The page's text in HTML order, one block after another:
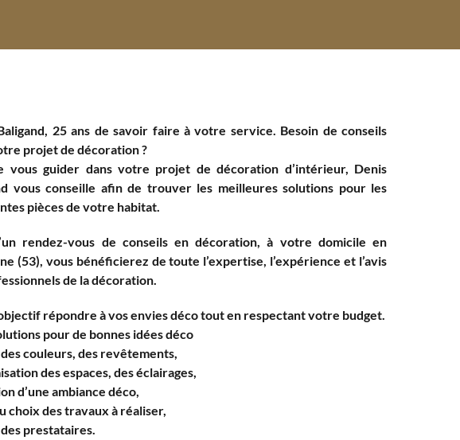
25 ans de savoir faire à votre service. Besoin de conseils
projet de décoration ?
vous guider dans votre projet de décoration d’intérieur, Denis
vous conseille afin de trouver les meilleures solutions pour les
pièces de votre habitat.
rendez-vous de conseils en décoration, à votre domicile en
(53), vous bénéficierez de toute l’expertise, l’expérience et l’avis
de la décoration.
répondre à vos envies déco tout en respectant votre budget.
pour de bonnes idées déco
couleurs, des revêtements,
des espaces, des éclairages,
d’une ambiance déco,
choix des travaux à réaliser,
prestataires.